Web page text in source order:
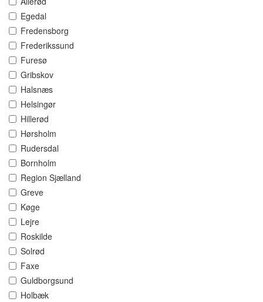
Egedal
Fredensborg
Frederikssund
Furesø
Gribskov
Halsnæs
Helsingør
Hillerød
Hørsholm
Rudersdal
Bornholm
Region Sjælland
Greve
Køge
Lejre
Roskilde
Solrød
Faxe
Guldborgsund
Holbæk